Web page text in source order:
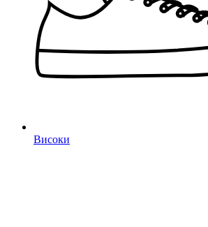
Високи